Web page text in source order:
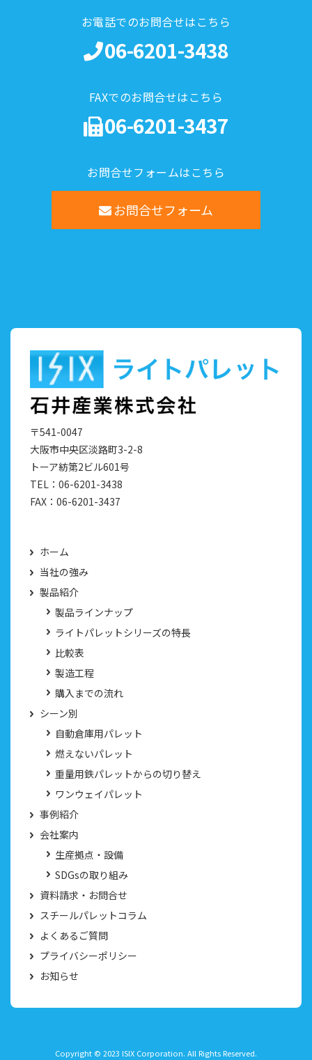
お電話でのお問合せはこちら
06-6201-3438
FAXでのお問合せはこちら
06-6201-3437
お問合せフォームはこちら
お問合せフォーム
〒541-0047
大阪市中央区淡路町3-2-8
トーア紡第2ビル601号
TEL： 06-6201-3438
FAX： 06-6201-3437
ホーム
当社の強み
製品紹介
製品ラインナップ
ライトパレットシリーズの特長
比較表
製造工程
購入までの流れ
シーン別
自動倉庫用パレット
燃えないパレット
重量用鉄パレットからの切り替え
ワンウェイパレット
事例紹介
会社案内
生産拠点・設備
SDGsの取り組み
資料請求・お問合せ
スチールパレットコラム
よくあるご質問
プライバシーポリシー
お知らせ
Copyright © 2023 ISIX Corporation. All Rights Reserved.